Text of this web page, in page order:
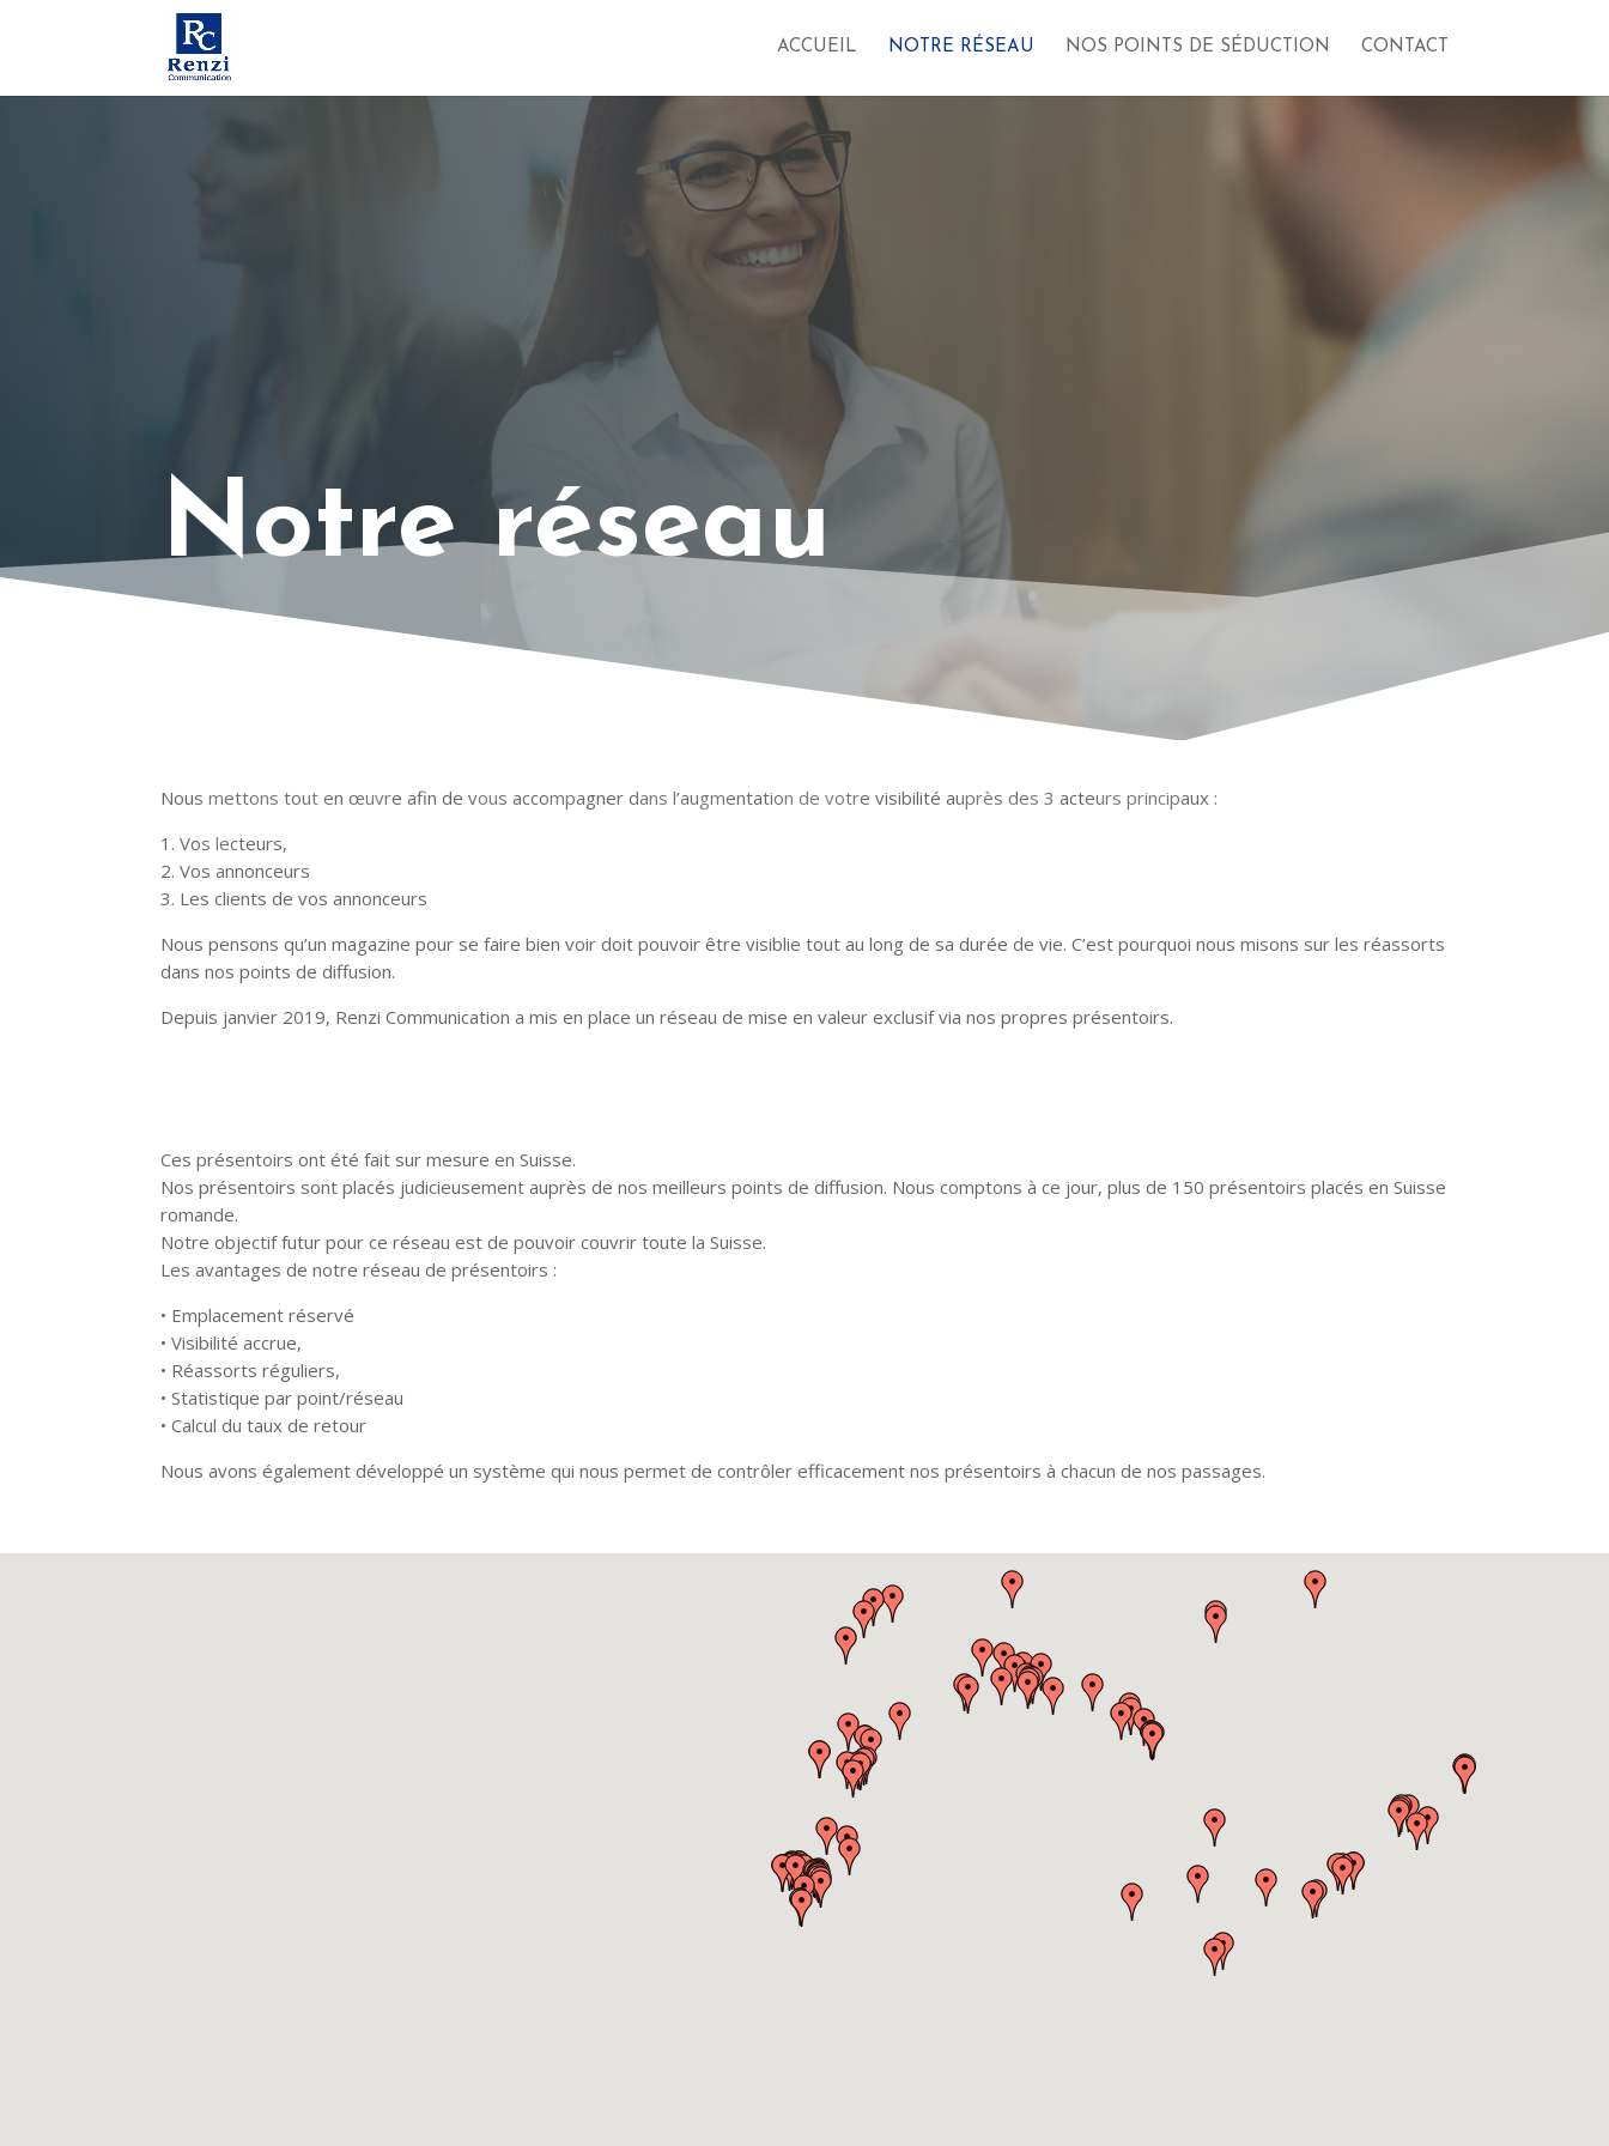
ACCUEIL NOTRE RÉSEAU NOS POINTS DE SÉDUCTION CONTACT
Notre réseau
NOTRE
Nous mettons tout en œuvre afin de vous accompagner dans l’augmentation de votre visibilité auprès des 3 acteurs principaux :
1. Vos lecteurs,
2. Vos annonceurs
3. Les clients de vos annonceurs
Nous pensons qu’un magazine pour se faire bien voir doit pouvoir être visiblie tout au long de sa durée de vie. C’est pourquoi nous misons sur les réassorts
dans nos points de diffusion.
Depuis janvier 2019, Renzi Communication a mis en place un réseau de mise en valeur exclusif via nos propres présentoirs.
Ces présentoirs ont été fait sur mesure en Suisse.
Nos présentoirs sont placés judicieusement auprès de nos meilleurs points de diffusion. Nous comptons à ce jour, plus de 150 présentoirs placés en Suisse
romande.
Notre objectif futur pour ce réseau est de pouvoir couvrir toute la Suisse.
Les avantages de notre réseau de présentoirs :
• Emplacement réservé
• Visibilité accrue,
• Réassorts réguliers,
• Statistique par point/réseau
• Calcul du taux de retour
Nous avons également développé un système qui nous permet de contrôler efficacement nos présentoirs à chacun de nos passages.